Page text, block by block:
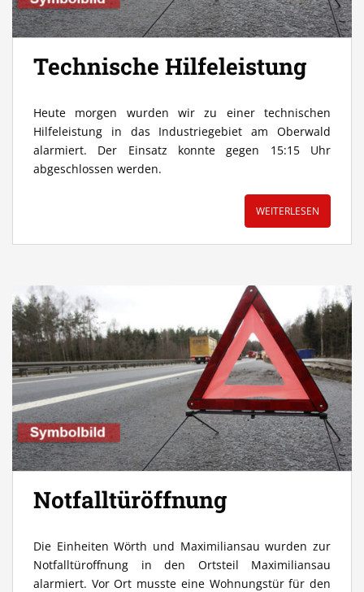
Technische Hilfeleistung
Heute morgen wurden wir zu einer technischen
Hilfeleistung in das Industriegebiet am Oberwald
alarmiert. Der Einsatz konnte gegen 15:15 Uhr
abgeschlossen werden.
WEITERLESEN
Notfalltüröffnung
Die Einheiten Wörth und Maximiliansau wurden zur
Notfalltüroffnung in den Ortsteil Maximiliansau
alarmiert. Vor Ort musste eine Wohnungstür für den